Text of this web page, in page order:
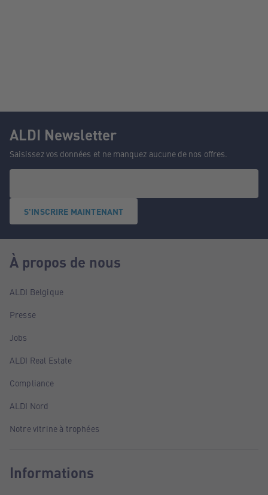
ALDI Newsletter
Saisissez vos données et ne manquez aucune de nos offres.
S'INSCRIRE MAINTENANT
À propos de nous
ALDI Belgique
Presse
Jobs
ALDI Real Estate
Compliance
ALDI Nord
Notre vitrine à trophées
Informations